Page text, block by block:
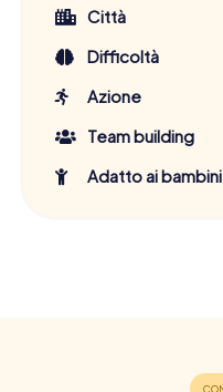
Città
Difficoltà
Azione
Team building
Adatto ai bambini